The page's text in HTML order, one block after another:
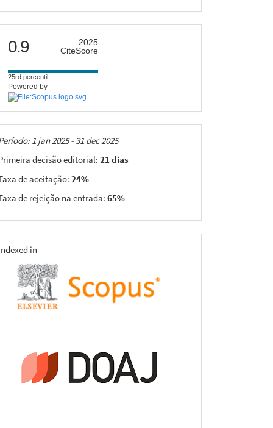
citescore
0.9
2025
CiteScore
25rd percentil
Powered by
1 jan 2025 - 31 dec 2025
decisão editorial: 21 dias
de aceitação: 24%
de rejeição na entrada: 65%
in